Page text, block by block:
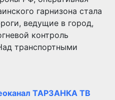
гарнизона стала
ведущие в город,
контроль
транспортными
ТАРЗАНКА ТВ